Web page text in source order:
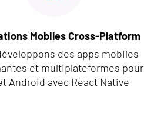
Mobiles Cross-Platform
des apps mobiles
et multiplateformes pour
Android avec React Native